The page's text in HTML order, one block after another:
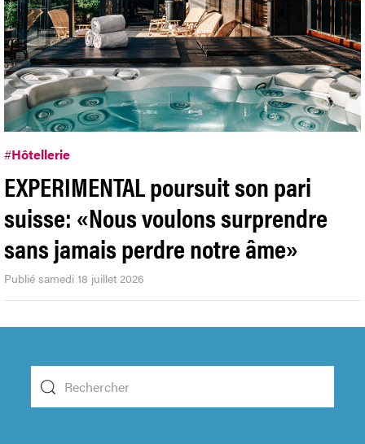
#Hôtellerie
EXPERIMENTAL poursuit son pari
suisse: «Nous voulons surprendre
sans jamais perdre notre âme»
Publié samedi 18 juillet 2026